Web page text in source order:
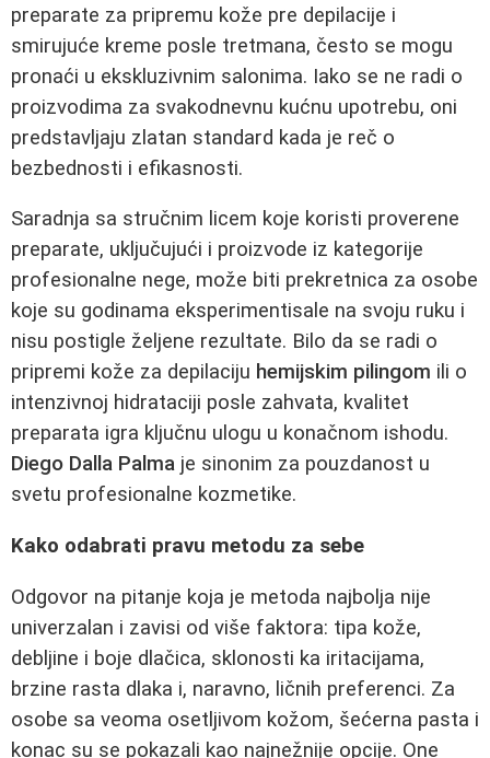
preparate za pripremu kože pre depilacije i
smirujuće kreme posle tretmana, često se mogu
pronaći u ekskluzivnim salonima. Iako se ne radi o
proizvodima za svakodnevnu kućnu upotrebu, oni
predstavljaju zlatan standard kada je reč o
bezbednosti i efikasnosti.
Saradnja sa stručnim licem koje koristi proverene
preparate, uključujući i proizvode iz kategorije
profesionalne nege, može biti prekretnica za osobe
koje su godinama eksperimentisale na svoju ruku i
nisu postigle željene rezultate. Bilo da se radi o
pripremi kože za depilaciju hemijskim pilingom ili o
intenzivnoj hidrataciji posle zahvata, kvalitet
preparata igra ključnu ulogu u konačnom ishodu.
Diego Dalla Palma je sinonim za pouzdanost u
svetu profesionalne kozmetike.
Kako odabrati pravu metodu za sebe
Odgovor na pitanje koja je metoda najbolja nije
univerzalan i zavisi od više faktora: tipa kože,
debljine i boje dlačica, sklonosti ka iritacijama,
brzine rasta dlaka i, naravno, ličnih preferenci. Za
osobe sa veoma osetljivom kožom, šećerna pasta i
konac su se pokazali kao najnežnije opcije. One